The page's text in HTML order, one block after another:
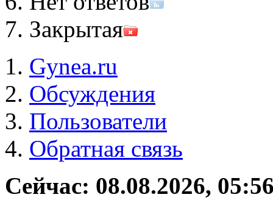
Закрытая
Gynea.ru
Обсуждения
Пользователи
Обратная связь
Сейчас: 08.08.2026,